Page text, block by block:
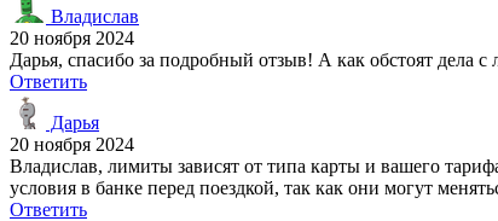
Владислав
20 ноября 2024
Дарья, спасибо за подробный отзыв! А как обстоят дела
Ответить
Дарья
20 ноября 2024
Владислав, лимиты зависят от типа карты и вашего
условия в банке перед поездкой, так как они могут
Ответить